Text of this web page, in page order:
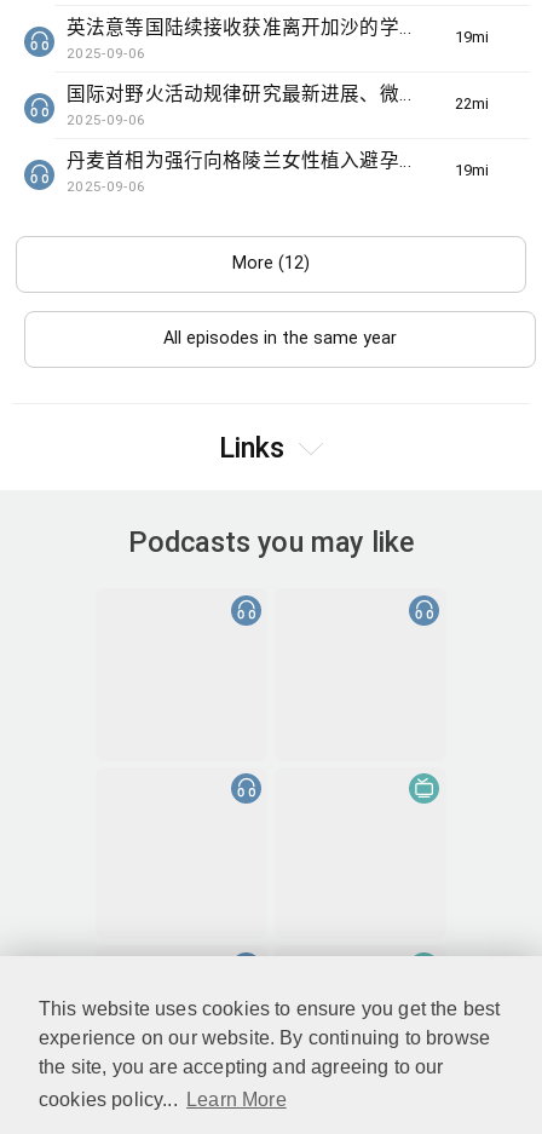
This website uses cookies to ensure you get the best
experience on our website. By continuing to browse
the site, you are accepting and agreeing to our
cookies policy...
Learn More
19min(s)
英法意等国陆续接收获准离开加沙的学生及病人、国际自然保育联盟确认长颈鹿分四个品种有助制订保育方案
2025-09-06
22min(s)
国际对野火活动规律研究最新进展、微软成立50周年全球仍有多项民生系统沿用旧视窗系统
2025-09-06
19min(s)
丹麦首相为强行向格陵兰女性植入避孕工具道歉、国民警卫军进驻华盛顿特朗普拟向更多地方作相同部署
2025-09-06
More (12)
All episodes in the same year
Links
Podcasts you may like